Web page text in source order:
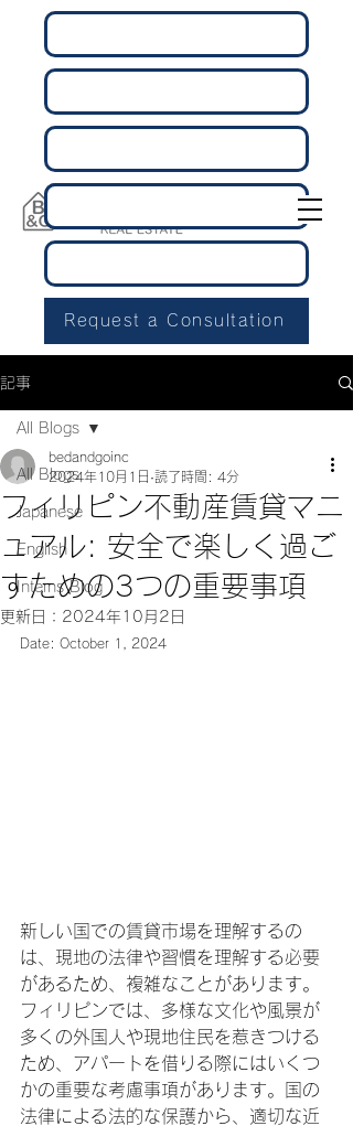
Request a Consultation
記事
All Blogs
Japanese
English
Interns Blog
All Blogs
フィリピン不動産賃貸マニ
ュアル: 安全で楽しく過ご
すための3つの重要事項
bedandgoinc
2024年10月1日 読了時間: 4分
更新日： 2024年10月2日
Date: October 1, 2024
新しい国での賃貸市場を理解するの
は、現地の法律や習慣を理解する必要
があるため、複雑なことがあります。
フィリピンでは、多様な文化や風景が
多くの外国人や現地住民を惹きつける
ため、アパートを借りる際にはいくつ
かの重要な考慮事項があります。国の
法律による法的な保護から、適切な近